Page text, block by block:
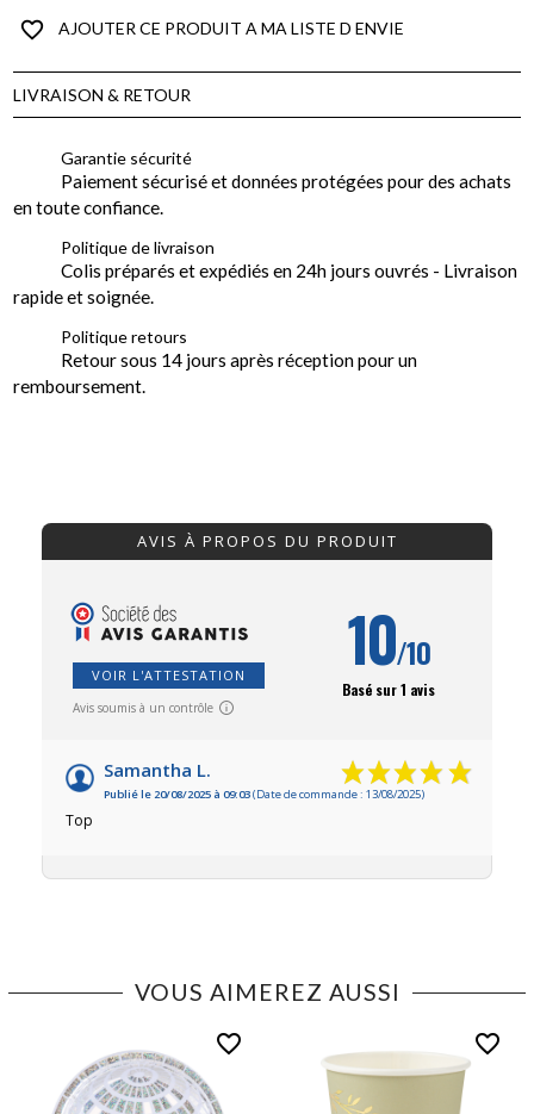
favorite_border AJOUTER CE PRODUIT A MA LISTE D ENVIE
LIVRAISON & RETOUR
Garantie sécurité
Paiement sécurisé et données protégées pour des achats
en toute confiance.
Politique de livraison
Colis préparés et expédiés en 24h jours ouvrés - Livraison
rapide et soignée.
Politique retours
Retour sous 14 jours après réception pour un
remboursement.
AVIS À PROPOS DU PRODUIT
VOIR L'ATTESTATION
Avis soumis à un contrôle
10/10
Basé sur 1 avis
Samantha L.
Publié le 20/08/2025 à 09:03(Date de commande : 13/08/2025)
Top
VOUS AIMEREZ AUSSI
favorite_border favorite_border